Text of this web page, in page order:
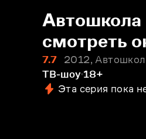
Автошкола
смотреть
7.7
2012,
ТВ-шоу 18+
Эта серия пока